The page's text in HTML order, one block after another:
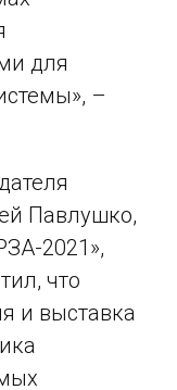
для
–
Павлушко,
2021»,
что
и выставка